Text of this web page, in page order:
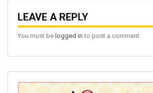
LEAVE A REPLY
You must be logged in to post a comment.